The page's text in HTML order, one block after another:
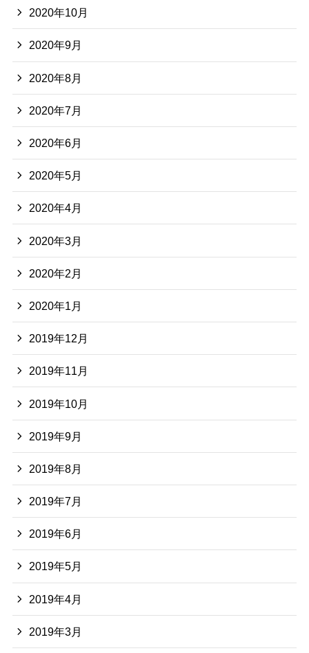
2020年10月
2020年9月
2020年8月
2020年7月
2020年6月
2020年5月
2020年4月
2020年3月
2020年2月
2020年1月
2019年12月
2019年11月
2019年10月
2019年9月
2019年8月
2019年7月
2019年6月
2019年5月
2019年4月
2019年3月